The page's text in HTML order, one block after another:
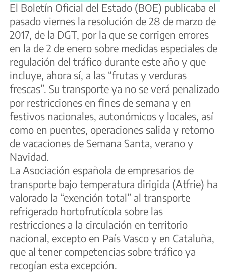
El Boletín Oficial del Estado (BOE) publicaba el
pasado viernes la resolución de 28 de marzo de
2017, de la DGT, por la que se corrigen errores
en la de 2 de enero sobre medidas especiales de
regulación del tráfico durante este año y que
incluye, ahora sí, a las “frutas y verduras
frescas”. Su transporte ya no se verá penalizado
por restricciones en fines de semana y en
festivos nacionales, autonómicos y locales, así
como en puentes, operaciones salida y retorno
de vacaciones de Semana Santa, verano y
Navidad.
La Asociación española de empresarios de
transporte bajo temperatura dirigida (Atfrie) ha
valorado la “exención total” al transporte
refrigerado hortofrutícola sobre las
restricciones a la circulación en territorio
nacional, excepto en País Vasco y en Cataluña,
que al tener competencias sobre tráfico ya
recogían esta excepción.